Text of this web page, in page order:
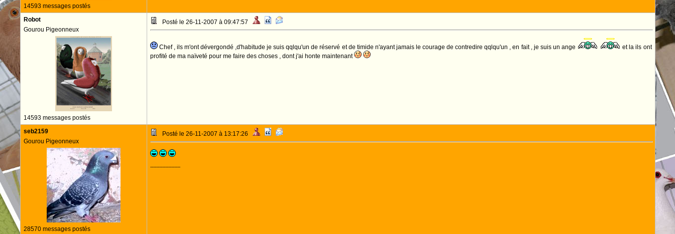
14593 messages postés
Robot
Gourou Pigeonneux
14593 messages postés
Posté le 26-11-2007 à 09:47:57
Chef , ils m'ont dévergondé ,d'habitude je suis qqlqu'un de réservé et de timide n'ayant jamais le courage de contredire qqlqu'un , en fait , je suis un ange
et la ils ont
profité de ma naïveté pour me faire des choses , dont j'ai honte maintenant
seb2159
Gourou Pigeonneux
28570 messages postés
Posté le 26-11-2007 à 13:17:26
--------------------